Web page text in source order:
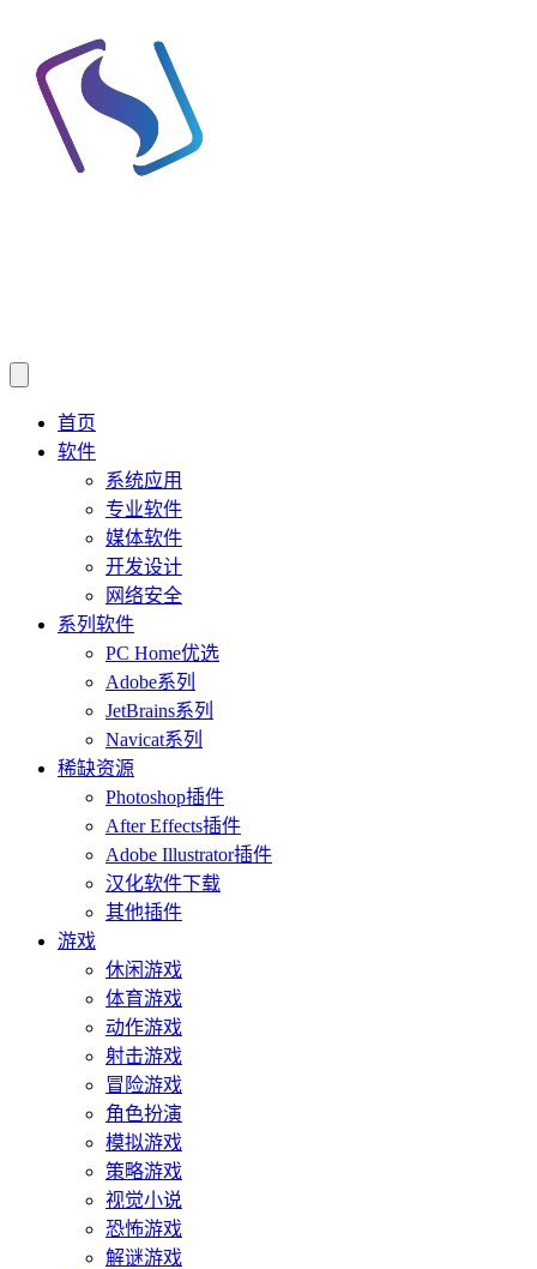
首页
软件
系统应用
专业软件
媒体软件
开发设计
网络安全
系列软件
PC Home优选
Adobe系列
JetBrains系列
Navicat系列
稀缺资源
Photoshop插件
After Effects插件
Adobe Illustrator插件
汉化软件下载
其他插件
游戏
休闲游戏
体育游戏
动作游戏
射击游戏
冒险游戏
角色扮演
模拟游戏
策略游戏
视觉小说
恐怖游戏
解谜游戏